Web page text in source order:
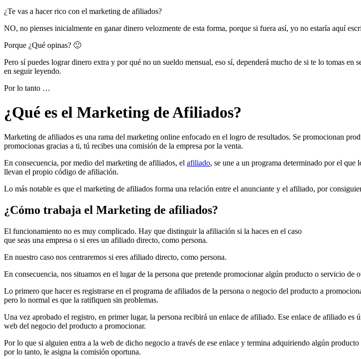
¿Te vas a hacer rico con el marketing de afiliados?
NO, no pienses inicialmente en ganar dinero velozmente de esta forma, porque si fuera así, yo no estaría aquí
Porque ¿Qué opinas? 🙂
Pero sí puedes lograr dinero extra y por qué no un sueldo mensual, eso sí, dependerá mucho de si te lo tomas
en seguir leyendo.
Por lo tanto …
¿Qué es el Marketing de Afiliados?
Marketing de afiliados es una rama del marketing online enfocado en el logro de resultados. Se promocionan
promocionas gracias a ti, tú recibes una comisión de la empresa por la venta.
En consecuencia, por medio del marketing de afiliados, el afiliado, se une a un programa determinado por el que
llevan el propio código de afiliación.
Lo más notable es que el marketing de afiliados forma una relación entre el anunciante y el afiliado, por
¿Cómo trabaja el Marketing de afiliados?
El funcionamiento no es muy complicado. Hay que distinguir la afiliación si la haces en el caso
que seas una empresa o si eres un afiliado directo, como persona.
En nuestro caso nos centraremos si eres afiliado directo, como persona.
En consecuencia, nos situamos en el lugar de la persona que pretende promocionar algún producto o servicio de
Lo primero que hacer es registrarse en el programa de afiliados de la persona o negocio del producto a
pero lo normal es que la ratifiquen sin problemas.
Una vez aprobado el registro, en primer lugar, la persona recibirá un enlace de afiliado. Ese enlace de afiliado
web del negocio del producto a promocionar.
Por lo que si alguien entra a la web de dicho negocio a través de ese enlace y termina adquiriendo algún
por lo tanto, le asigna la comisión oportuna.